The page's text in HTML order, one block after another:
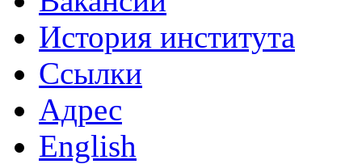
История института
Ссылки
Адрес
English